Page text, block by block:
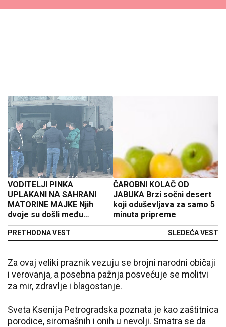
VODITELJI PINKA
UPLAKANI NA SAHRANI
MATORINE MAJKE Njih
dvoje su došli među
prvima, ona sve vreme lije
suze (VIDEO)
PRETHODNA VEST
ČAROBNI KOLAČ OD
JABUKA Brzi sočni desert
koji oduševljava za samo 5
minuta pripreme
SLEDEĆA VEST
Za ovaj veliki praznik vezuju se brojni narodni običaji
i verovanja, a posebna pažnja posvećuje se molitvi
za mir, zdravlje i blagostanje.
Sveta Ksenija Petrogradska poznata je kao zaštitnica
porodice, siromašnih i onih u nevolji. Smatra se da